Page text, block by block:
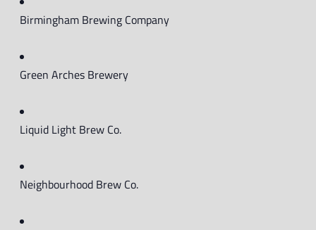
Birmingham Brewing Company
Green Arches Brewery
Liquid Light Brew Co.
Neighbourhood Brew Co.